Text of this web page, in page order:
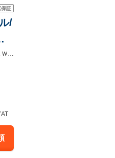
保証
/
１オーナー／後期型／３４０ｐｓモデル／シートヒーターダイヤモンドステッチファインナッパレザー／純正２０インチＡＷ／バックカメラ／ＢＯＳＥサラウンド／